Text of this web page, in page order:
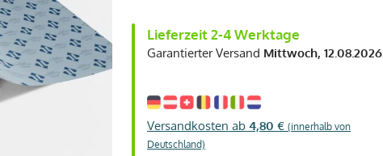
Lieferzeit 2-4 Werktage
Garantierter Versand Mittwoch, 12.08.2026
Versandkosten ab 4,80 € (innerhalb von
Deutschland)